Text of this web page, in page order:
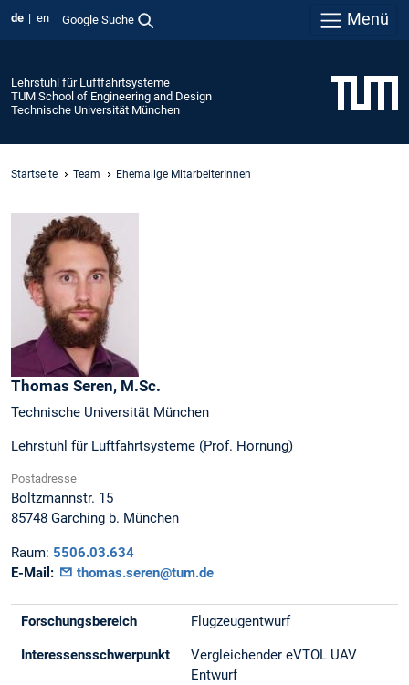
de en Google Suche Menü
Lehrstuhl für Luftfahrtsysteme
TUM School of Engineering and Design
Technische Universität München
Startseite Team Ehemalige MitarbeiterInnen
Thomas Seren, M.Sc.
Technische Universität München
Lehrstuhl für Luftfahrtsysteme (Prof. Hornung)
Postadresse
Boltzmannstr. 15
85748 Garching b. München
Raum: 5506.03.634
E-Mail:
thomas.seren@tum.de
Forschungsbereich Flugzeugentwurf
Interessensschwerpunkt
Vergleichender eVTOL UAV
Entwurf